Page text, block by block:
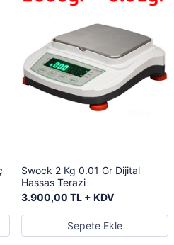
Swock 2 Kg 0.01 Gr Dijital
Hassas Terazi
3.900,00 TL + KDV
Sepete Ekle